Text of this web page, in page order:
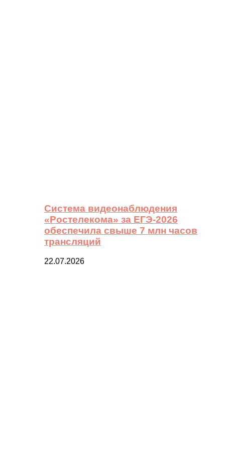
Система видеонаблюдения
«Ростелекома» за ЕГЭ-2026
обеспечила свыше 7 млн часов
трансляций
22.07.2026